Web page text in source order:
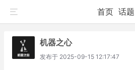
首页 话题
机器之心
发布于 2025-09-15 12:17:47